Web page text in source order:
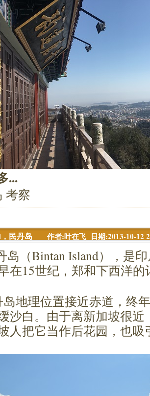
...
考察
民丹岛 作者:叶在飞 日期:2013-10-12
Bintan Island），是印
在15世纪，郑和下西洋
理位置接近赤道，终年
沙白。由于离新加坡很近
人把它当作后花园，也